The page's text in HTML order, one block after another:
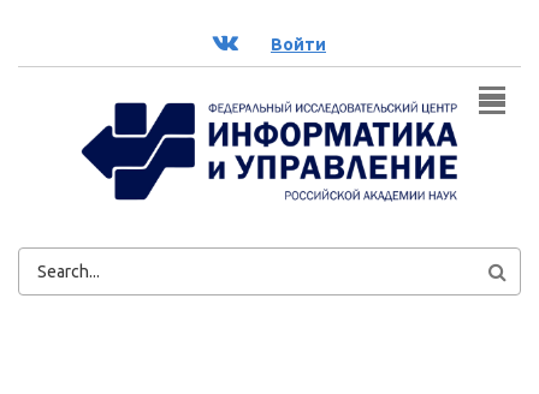
ВК Войти
ФОРМА